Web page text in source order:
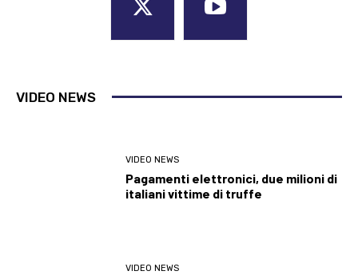
VIDEO NEWS
VIDEO NEWS
Pagamenti elettronici, due milioni di
italiani vittime di truffe
VIDEO NEWS